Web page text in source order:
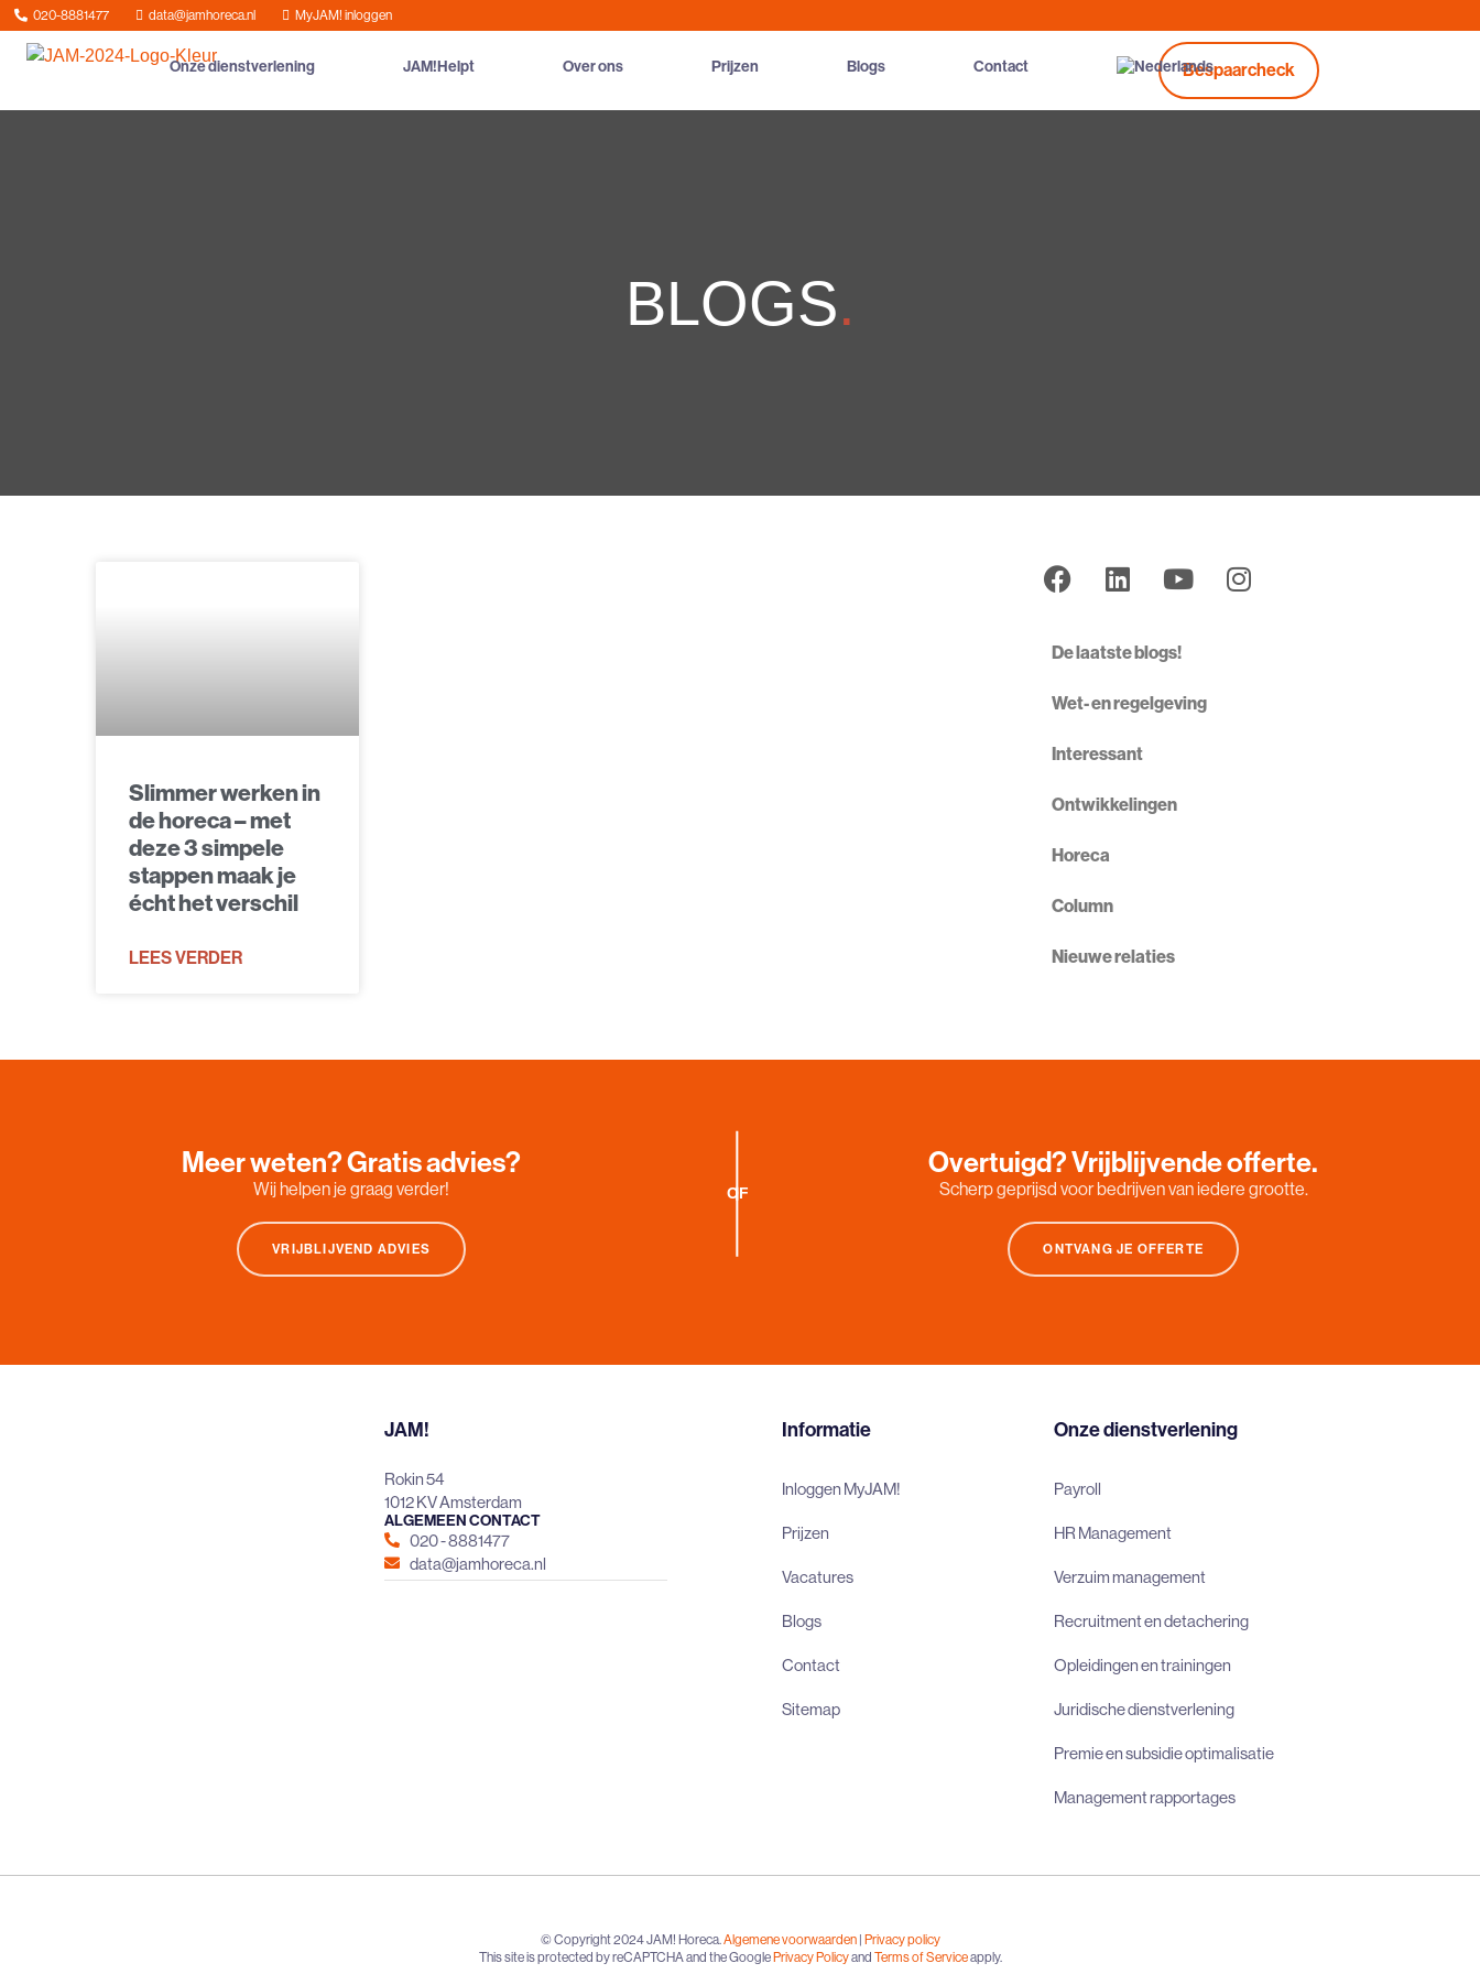
020-8881477 data@jamhoreca.nl MyJAM! inloggen
Onze dienstverlening JAM!Helpt Over ons Prijzen Blogs Contact Bespaarcheck
BLOGS.
Slimmer werken in
de horeca – met
deze 3 simpele
stappen maak je
écht het verschil
LEES VERDER
De laatste blogs!
Wet- en regelgeving
Interessant
Ontwikkelingen
Horeca
Column
Nieuwe relaties
Meer weten? Gratis advies?
Wij helpen je graag verder!
VRIJBLIJVEND ADVIES
OF
Overtuigd? Vrijblijvende offerte.
Scherp geprijsd voor bedrijven van iedere grootte.
ONTVANG JE OFFERTE
JAM!
Rokin 54
1012 KV Amsterdam
ALGEMEEN CONTACT
020 - 8881477
data@jamhoreca.nl
Informatie
Inloggen MyJAM!
Prijzen
Vacatures
Blogs
Contact
Sitemap
Onze dienstverlening
Payroll
HR Management
Verzuim management
Recruitment en detachering
Opleidingen en trainingen
Juridische dienstverlening
Premie en subsidie optimalisatie
Management rapportages
© Copyright 2024 JAM! Horeca.Algemene voorwaarden| Privacy policy
This site is protected by reCAPTCHA and the Google Privacy Policyand Terms of Serviceapply.